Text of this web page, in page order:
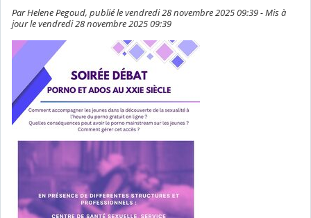
Par Helene Pegoud, publié le vendredi 28 novembre 2025 09:39 - Mis à
jour le vendredi 28 novembre 2025 09:39